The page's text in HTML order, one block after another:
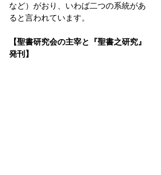
など）がおり、いわば二つの系統があ
ると言われています。
【聖書研究会の主宰と『聖書之研究』
発刊】